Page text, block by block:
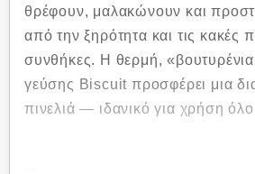
θρέφουν, μαλακώνουν και
από την ξηρότητα και τις κακές
συνθήκες. Η θερμή,
γεύσης Biscuit προσφέρει μια
πινελιά — ιδανικό για χρήση